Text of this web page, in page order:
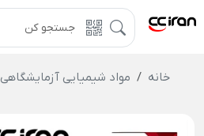
خانه مواد شیمیایی آزمایشگاهی